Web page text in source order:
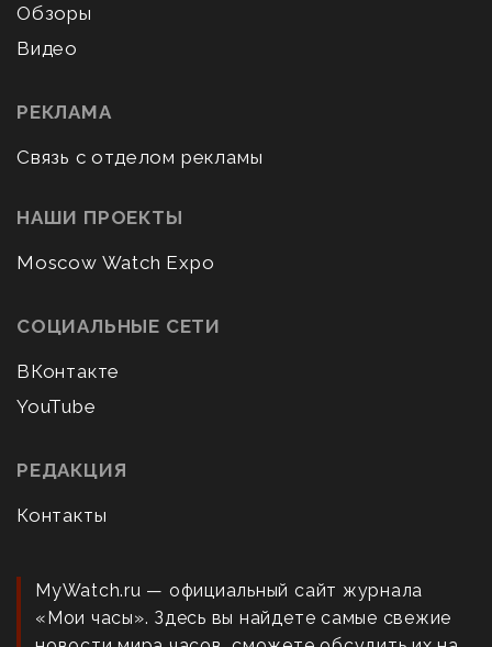
Обзоры
Видео
РЕКЛАМА
Связь с отделом рекламы
НАШИ ПРОЕКТЫ
Moscow Watch Expo
СОЦИАЛЬНЫЕ СЕТИ
ВКонтакте
YouTube
РЕДАКЦИЯ
Контакты
MyWatch.ru — официальный сайт журнала
«Мои часы». Здесь вы найдете самые свежие